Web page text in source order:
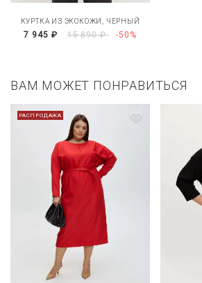
КУРТКА ИЗ ЭКОКОЖИ, ЧЕРНЫЙ
7 945 ₽ 15 890 ₽ -50%
ВАМ МОЖЕТ ПОНРАВИТЬСЯ
РАСПРОДАЖА